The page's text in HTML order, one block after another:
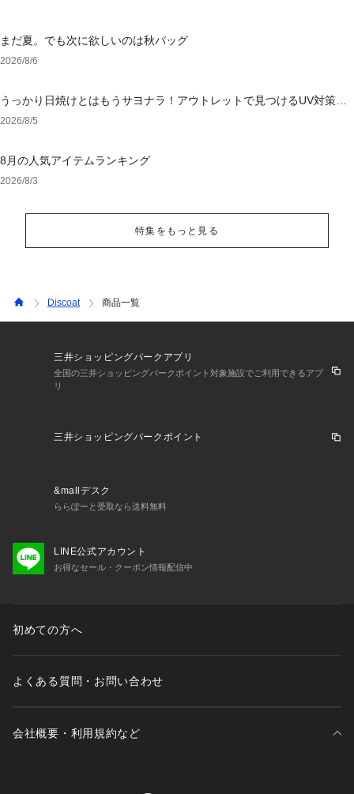
まだ夏。でも次に欲しいのは秋バッグ
2026/8/6
うっかり日焼けとはもうサヨナラ！アウトレットで見つけるUV対策ウ
ェア
2026/8/5
8月の人気アイテムランキング
2026/8/3
特集をもっと見る
Discoat 商品一覧
三井ショッピングパークアプリ
全国の三井ショッピングパークポイント対象施設でご利用できるアプ
リ
三井ショッピングパークポイント
&mallデスク
ららぽーと受取なら送料無料
LINE公式アカウント
お得なセール・クーポン情報配信中
初めての方へ
よくある質問・お問い合わせ
会社概要・利用規約など